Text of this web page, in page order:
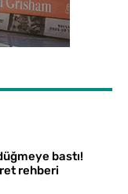
bastı!
rehberi